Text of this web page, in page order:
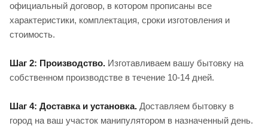
официальный договор, в котором прописаны все
характеристики, комплектация, сроки изготовления и
стоимость.
Шаг 2: Производство. Изготавливаем вашу бытовку на
собственном производстве в течение 10-14 дней.
Шаг 4: Доставка и установка. Доставляем бытовку в
город на ваш участок манипулятором в назначенный день.